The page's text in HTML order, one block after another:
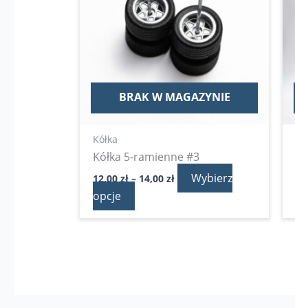
BRAK W MAGAZYNIE
Kółka
Kółka 5-ramienne #3
12,00zł – 14,00zł
Wybierz
opcje
wariantów.
Opcje
można
wybrać
na
stronie